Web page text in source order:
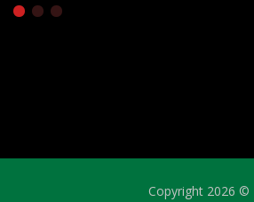
Copyright 2026 ©